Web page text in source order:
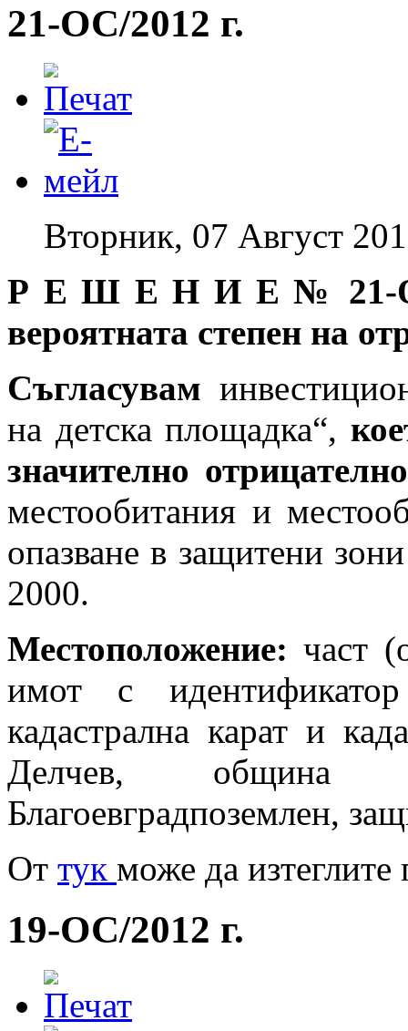
21-ОС/2012 г.
Вторник, 07 Август
Р Е Ш Е Н И Е № 21-ОС/
вероятната степен на
Съгласувам
на детска площадка“,
значително
местообитания и
опазване в защитени
2000.
Местоположение: част
имот с
кадастрална карат и
Делчев, община
Благоевградпоземлен,
Oт тук може да
19-ОС/2012 г.